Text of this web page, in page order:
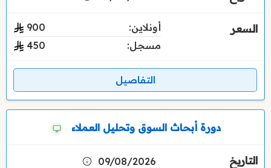
أونلاين:
900
مسجل:
450
التفاصيل
دورة أبحاث السوق وتحليل العملاء
09/08/2026